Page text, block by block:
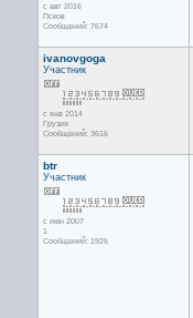
с авг 2016
Псков
Сообщений: 7674
ivanovgoga
Участник
с янв 2014
Грузия
Сообщений: 3616
btr
Участник
с июн 2007
1
Сообщений: 1926